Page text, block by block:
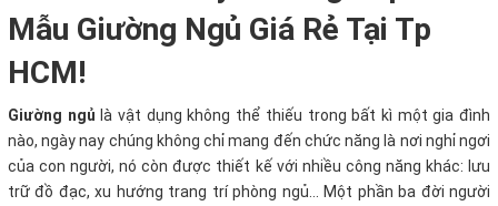
Mẫu Giường Ngủ Giá Rẻ Tại Tp
HCM!
Giường ngủ là vật dụng không thể thiếu trong bất kì một gia đình
nào, ngày nay chúng không chỉ mang đến chức năng là nơi nghỉ ngơi
của con người, nó còn được thiết kế với nhiều công năng khác: lưu
trữ đồ đạc, xu hướng trang trí phòng ngủ... Một phần ba đời người